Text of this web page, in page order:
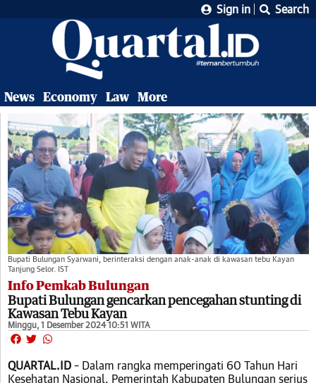
Sign in Search
News Economy Law More
Bupati Bulungan Syarwani, berinteraksi dengan anak-anak di kawasan tebu Kayan
Tanjung Selor. IST
Info Pemkab Bulungan
Bupati Bulungan gencarkan pencegahan stunting di
Kawasan Tebu Kayan
Minggu, 1 Desember 2024 10:51 WITA
QUARTAL.ID – Dalam rangka memperingati 60 Tahun Hari
Kesehatan Nasional, Pemerintah Kabupaten Bulungan serius